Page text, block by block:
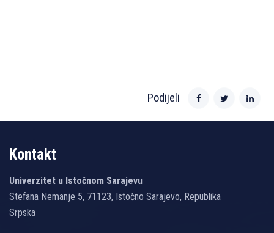
Podijeli
Kontakt
Univerzitet u Istočnom Sarajevu
Stefana Nemanje 5, 71123, Istočno Sarajevo, Republika
Srpska